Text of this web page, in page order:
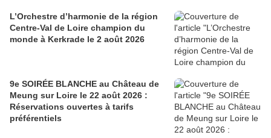
L’Orchestre d’harmonie de la région
Centre-Val de Loire champion du
monde à Kerkrade le 2 août 2026
9e SOIRÉE BLANCHE au Château de
Meung sur Loire le 22 août 2026 :
Réservations ouvertes à tarifs
préférentiels